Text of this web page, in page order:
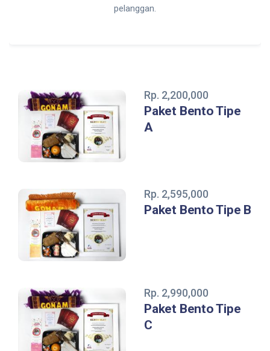
pelanggan.
Rp. 2,200,000
Paket Bento Tipe
A
Rp. 2,595,000
Paket Bento Tipe B
Rp. 2,990,000
Paket Bento Tipe
C